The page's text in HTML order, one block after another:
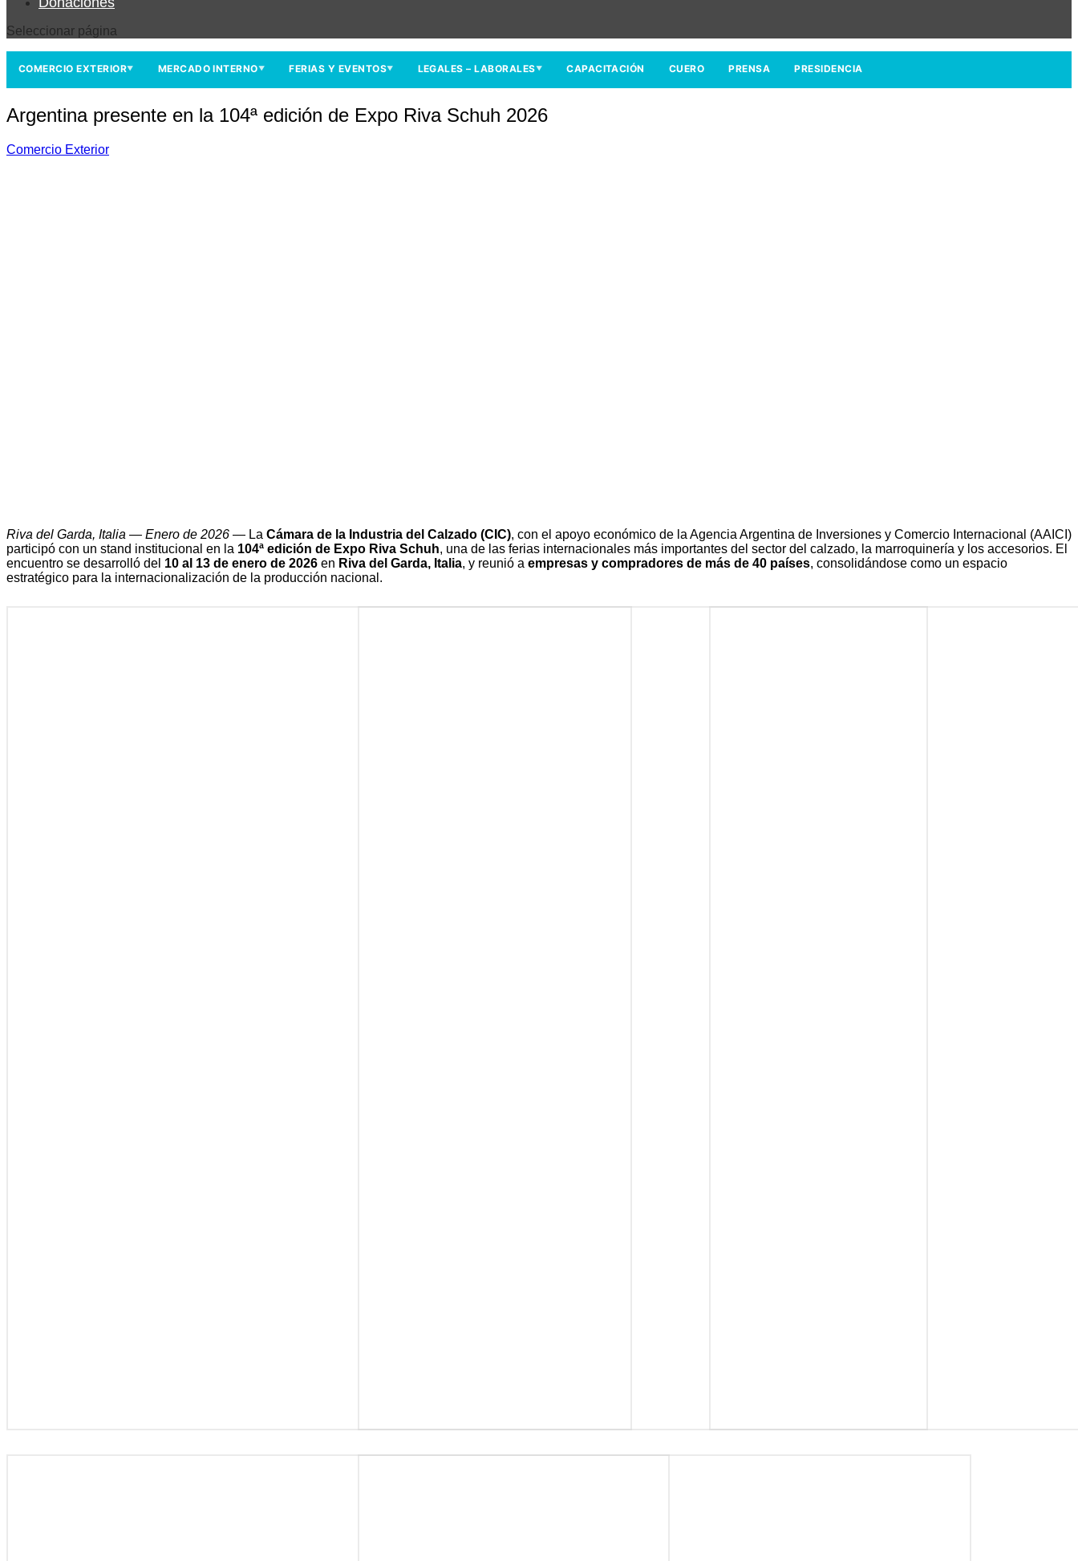
Seleccionar página
COMERCIO EXTERIOR▼ MERCADO INTERNO▼ FERIAS Y EVENTOS▼ LEGALES – LABORALES▼ CAPACITACIÓN CUERO PRENSA PRESIDENCIA
Argentina presente en la 104ª edición de Expo Riva Schuh 2026
Comercio Exterior
Riva del Garda, Italia — Enero de 2026 — La Cámara de la Industria del Calzado (CIC), con el apoyo económico de la Agencia Argentina de Inversiones y Comercio Internacional (AAICI)
participó con un stand institucional en la 104ª edición de Expo Riva Schuh, una de las ferias internacionales más importantes del sector del calzado, la marroquinería y los accesorios. El
encuentro se desarrolló del 10 al 13 de enero de 2026 en Riva del Garda, Italia, y reunió a empresas y compradores de más de 40 países, consolidándose como un espacio
estratégico para la internacionalización de la producción nacional.